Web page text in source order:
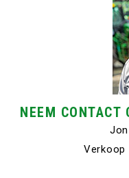
NEEM CONTACT
Verkoop